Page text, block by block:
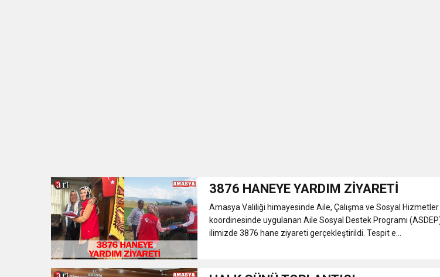
3876 HANEYE YARDIM ZİYARETİ
Amasya Valiliği himayesinde Aile, Çalışma ve Sosyal
koordinesinde uygulanan Aile Sosyal Destek Programı
ilimizde 3876 hane ziyareti gerçekleştirildi. Tespit e...